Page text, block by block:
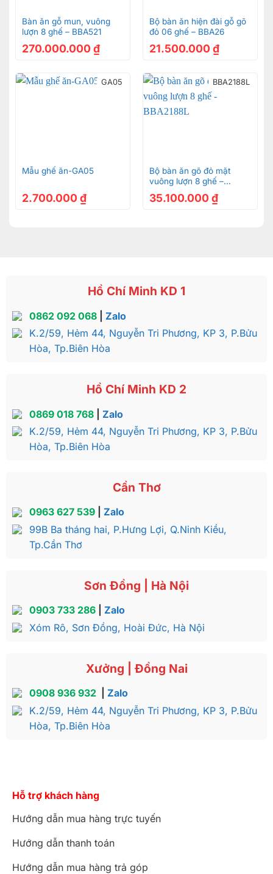
Bàn ăn gỗ mun, vuông
lượn 8 ghế – BBA521
270.000.000 ₫
Bộ bàn ăn hiện đài gỗ gõ
đỏ 06 ghế – BBA26
21.500.000 ₫
GA05
Mẫu ghế ăn-GA05
2.700.000 ₫
BBA2188L
Bộ bàn ăn gõ đỏ mặt
vuông lượn 8 ghế –
35.100.000 ₫
Hồ Chí Minh KD 1
0862 092 068| Zalo
K.2/59, Hẻm 44, Nguyễn Tri Phương, KP 3, P.Bửu
Hòa, Tp.Biên Hòa
Hồ Chí Minh KD 2
0869 018 768| Zalo
K.2/59, Hẻm 44, Nguyễn Tri Phương, KP 3, P.Bửu
Hòa, Tp.Biên Hòa
Cần Thơ
0963 627 539| Zalo
99B Ba tháng hai, P.Hưng Lợi, Q.Ninh Kiều,
Tp.Cần Thơ
Sơn Đồng | Hà Nội
0903 733 286| Zalo
Xóm Rô, Sơn Đồng, Hoài Đức, Hà Nội
Xưởng | Đồng Nai
0908 936 932
Zalo
K.2/59, Hẻm 44, Nguyễn Tri Phương, KP 3, P.Bửu
Hòa, Tp.Biên Hòa
Hỗ trợ khách hàng
Hướng dẫn mua hàng trực tuyến
Hướng dẫn thanh toán
Hướng dẫn mua hàng trả góp